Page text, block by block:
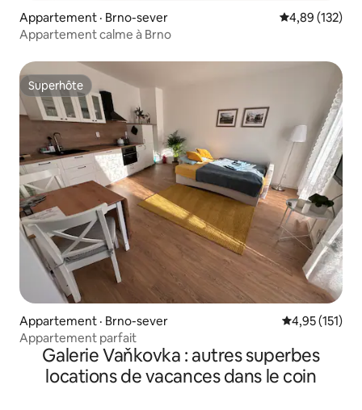
Appartement · Brno-sever Note
4,89 (132)
Appartement calme à Brno
Superhôte
Superhôte
Appartement · Brno-sever Note
4,95 (151)
Appartement parfait
Galerie Vaňkovka : autres superbes
locations de vacances dans le coin